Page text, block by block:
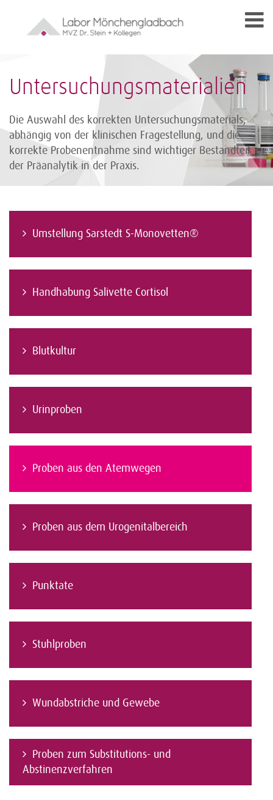
Untersuchungsmaterialien
Die Auswahl des korrekten Untersuchungsmaterials,
abhängig von der klinischen Fragestellung, und die
korrekte Probenentnahme sind wichtiger Bestandteil
der Präanalytik in der Praxis.
Umstellung Sarstedt S-Monovetten®
Handhabung Salivette Cortisol
Blutkultur
Urinproben
Proben aus den Atemwegen
Proben aus dem Urogenitalbereich
Punktate
Stuhlproben
Wundabstriche und Gewebe
Proben zum Substitutions- und
Abstinenzverfahren